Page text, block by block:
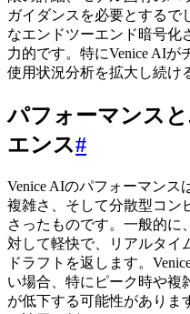
ガイダンスを必要とするで
なエンドツーエンド暗号化
力的です。特にVenice AIが
使用状況分析を拡大し続け
パフォーマンス
エンス#
Venice AIのパフォーマン
複雑さ、そして分散型コン
さったものです。一般的に
対して軽快で、リアルタイ
ドラフトを返します。
い場合、特にピーク時や複
が低下する可能性がありま